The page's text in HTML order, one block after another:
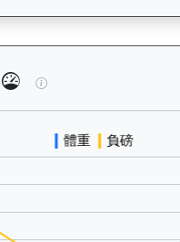
動（慢跑、游
精益飛駒（